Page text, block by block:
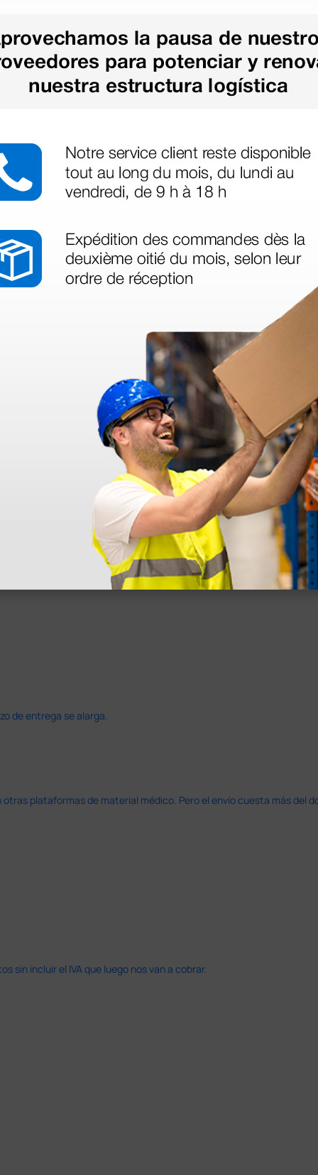
€
desechable - para
electrobisturí MB
2,78 € 73,00
(Precio
que ya
de entrega se alarga.
plataformas de material médico. Pero el envío cuesta más del
sin incluir el IVA que luego nos van a cobrar.